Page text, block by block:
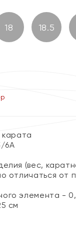
18 18.5
6А
(вес,
отличаться от
элемента -
см